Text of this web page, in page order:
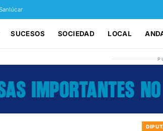
SUCESOS SOCIEDAD LOCAL